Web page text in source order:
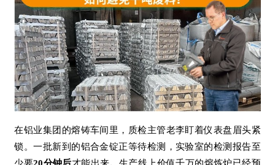
在铝业集团的熔铸车间里，质检主管老李盯着仪表盘眉头紧
锁。一批新到的铝合金锭正等待检测，实验室的检测报告至